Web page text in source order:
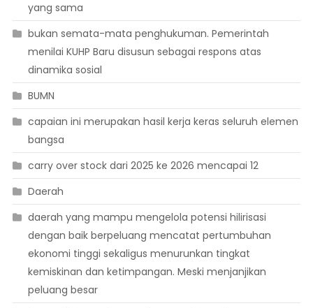
yang sama
bukan semata-mata penghukuman. Pemerintah
menilai KUHP Baru disusun sebagai respons atas
dinamika sosial
BUMN
capaian ini merupakan hasil kerja keras seluruh elemen
bangsa
carry over stock dari 2025 ke 2026 mencapai 12
Daerah
daerah yang mampu mengelola potensi hilirisasi
dengan baik berpeluang mencatat pertumbuhan
ekonomi tinggi sekaligus menurunkan tingkat
kemiskinan dan ketimpangan. Meski menjanjikan
peluang besar